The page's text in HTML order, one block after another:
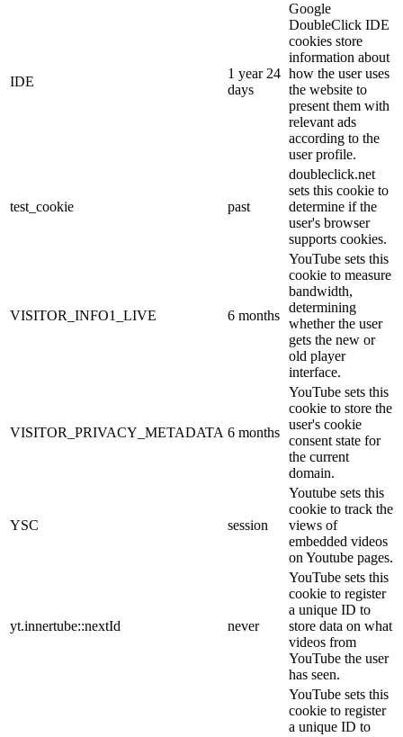
IDE
1 year 24
days
Google
DoubleClick IDE
cookies store
information about
how the user uses
the website to
present them with
relevant ads
according to the
user profile.
test_cookie past
doubleclick.net
sets this cookie to
determine if the
user's browser
supports cookies.
VISITOR_INFO1_LIVE 6 months
YouTube sets this
cookie to measure
bandwidth,
determining
whether the user
gets the new or
old player
interface.
VISITOR_PRIVACY_METADATA 6 months
YouTube sets this
cookie to store the
user's cookie
consent state for
the current
domain.
YSC session
Youtube sets this
cookie to track the
views of
embedded videos
on Youtube pages.
yt.innertube::nextId never
YouTube sets this
cookie to register
a unique ID to
store data on what
videos from
YouTube the user
has seen.
YouTube sets this
cookie to register
a unique ID to